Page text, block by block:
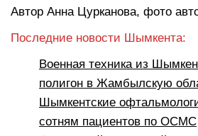
Автор Анна Цурканова, фото
Последние новости Шымкента:
Военная техника из
полигон в Жамбылскую
Шымкентские
сотням пациентов по ОСМС